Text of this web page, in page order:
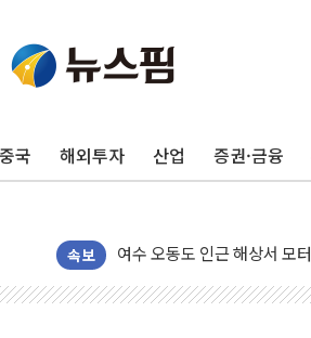
국 해외투자 산업 증권·금융
속보
美, 이란전 출구전략 만지작
강릉·동해·삼척 시간당 최
서울 중랑구 주택가서 흉기
李대통령 "결혼 때문에 손
추미애, '위안부' 피해자 기림
인천 선재도 갯벌서 해루질